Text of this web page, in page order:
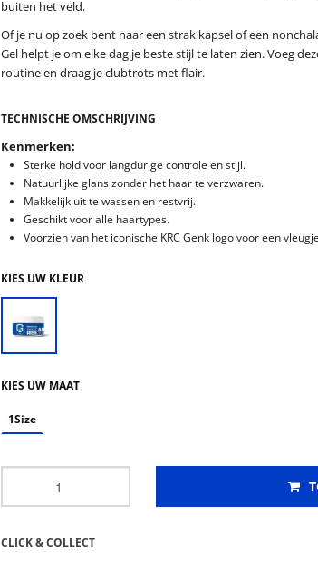
buiten het veld.
Of je nu op zoek bent naar een strak kapsel of een
Gel helpt je om elke dag je beste stijl te laten zien. Voeg
routine en draag je clubtrots met flair.
TECHNISCHE OMSCHRIJVING
Kenmerken:
Sterke hold voor langdurige controle en stijl.
Natuurlijke glans zonder het haar te verzwaren.
Makkelijk uit te wassen en restvrij.
Geschikt voor alle haartypes.
Voorzien van het iconische KRC Genk logo voor een
KIES UW KLEUR
KIES UW MAAT
1Size
CLICK & COLLECT